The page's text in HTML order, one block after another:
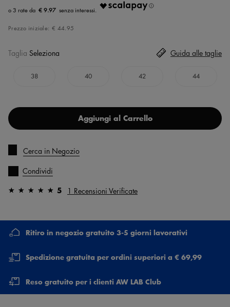
€ 9.97
Prezzo iniziale: € 44.95
Taglia Seleziona
38 40 42 44
Guida alle taglie
Aggiungi al Carrello
Cerca in Negozio
Condividi
5 1 Recensioni Verificate
Ritiro in negozio gratuito 3-5 giorni lavorativi
Spedizione gratuita per ordini superiori a € 69,99
Reso gratuito per i clienti AW LAB Club